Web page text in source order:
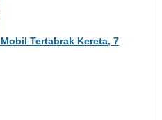
Mobil Tertabrak Kereta, 7